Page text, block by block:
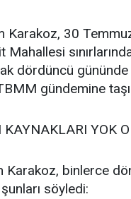
Karakoz, 30
dördüncü
gündemine
YOK
binlerce
söyledi: